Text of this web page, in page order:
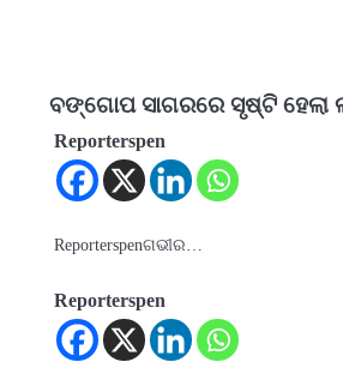
ବଙ୍ଗୋପ ସାଗରରେ ସୃଷ୍ଟି ହେଲା
Reporterspen
Reporterspenଗଭୀର…
Reporterspen